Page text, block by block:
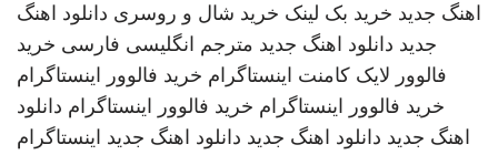
اهنگ جدید خرید بک لینک خرید شال و روسری دانلود اهنگ
جدید دانلود اهنگ جدید مترجم انگلیسی فارسی خرید
فالوور لایک کامنت اینستاگرام خرید فالوور اینستاگرام
خرید فالوور اینستاگرام خرید فالوور اینستاگرام دانلود
اهنگ جدید دانلود اهنگ جدید دانلود اهنگ جدید اینستاگرام